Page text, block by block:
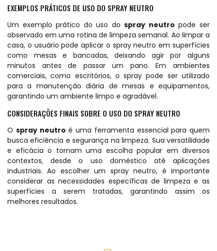
EXEMPLOS PRÁTICOS DE USO DO SPRAY NEUTRO
Um exemplo prático do uso dospray neutro pode ser
observado em uma rotina de limpeza semanal. Ao limpar a
casa, o usuário pode aplicar o spray neutro em superfícies
como mesas e bancadas, deixando agir por alguns
minutos antes de passar um pano. Em ambientes
comerciais, como escritórios, o spray pode ser utilizado
para a manutenção diária de mesas e equipamentos,
garantindo um ambiente limpo e agradável.
CONSIDERAÇÕES FINAIS SOBRE O USO DO SPRAY NEUTRO
O spray neutro é uma ferramenta essencial para quem
busca eficiência e segurança na limpeza. Sua versatilidade
e eficácia o tornam uma escolha popular em diversos
contextos, desde o uso doméstico até aplicações
industriais. Ao escolher um sprayneutro, é importante
considerar as necessidades específicas de limpeza e as
superfícies a serem tratadas, garantindo assim os
melhores resultados.